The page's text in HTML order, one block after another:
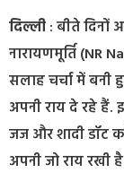
दिल्ली: बीते
नारायणमूर्ति (NR
सलाह चर्चा में बनी
अपनी राय दे रहे हैं.
जज और शादी डॉट
अपनी जो राय रखी